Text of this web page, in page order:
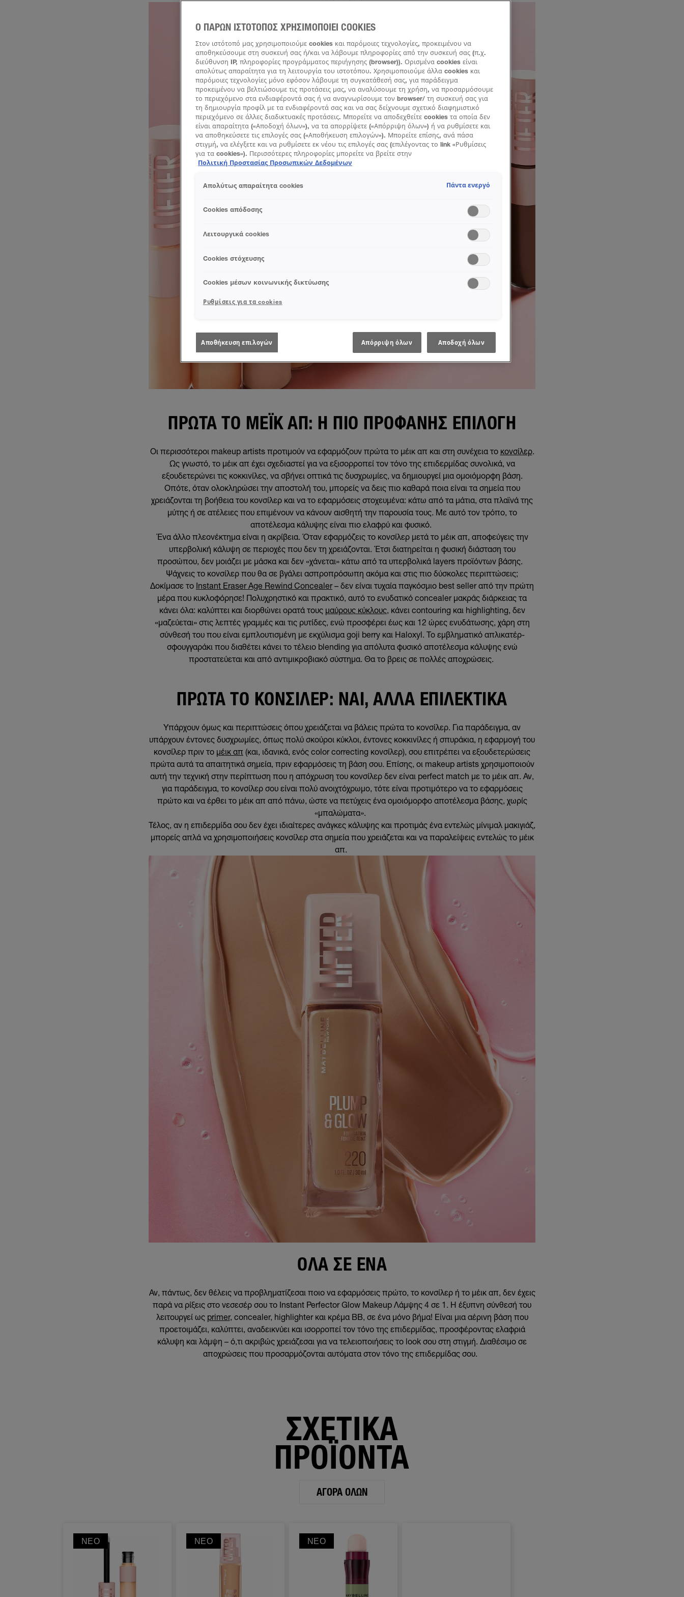
ΠΡΏΤΑ ΤΟ ΜΈΙΚ ΑΠ: Η ΠΙΟ ΠΡΟΦΑΝΉΣ ΕΠΙΛΟΓΉ
Οι περισσότεροι makeup artists προτιμούν να εφαρμόζουν πρώτα το μέικ απ και στη συνέχεια το κονσίλερ.
Ως γνωστό, το μέικ απ έχει σχεδιαστεί για να εξισορροπεί τον τόνο της επιδερμίδας συνολικά, να
εξουδετερώνει τις κοκκινίλες, να σβήνει οπτικά τις δυσχρωμίες, να δημιουργεί μια ομοιόμορφη βάση.
Οπότε, όταν ολοκληρώσει την αποστολή του, μπορείς να δεις πιο καθαρά ποια είναι τα σημεία που
χρειάζονται τη βοήθεια του κονσίλερ και να το εφαρμόσεις στοχευμένα: κάτω από τα μάτια, στα πλαϊνά της
μύτης ή σε ατέλειες που επιμένουν να κάνουν αισθητή την παρουσία τους. Με αυτό τον τρόπο, το
αποτέλεσμα κάλυψης είναι πιο ελαφρύ και φυσικό.
Ένα άλλο πλεονέκτημα είναι η ακρίβεια. Όταν εφαρμόζεις το κονσίλερ μετά το μέικ απ, αποφεύγεις την
υπερβολική κάλυψη σε περιοχές που δεν τη χρειάζονται. Έτσι διατηρείται η φυσική διάσταση του
προσώπου, δεν μοιάζει με μάσκα και δεν «χάνεται» κάτω από τα υπερβολικά layers προϊόντων βάσης.
Ψάχνεις το κονσίλερ που θα σε βγάλει ασπροπρόσωπη ακόμα και στις πιο δύσκολες περιπτώσεις;
Δοκίμασε το Instant Eraser Age Rewind Concealer– δεν είναι τυχαία παγκόσμιο best seller από την πρώτη
μέρα που κυκλοφόρησε! Πολυχρηστικό και πρακτικό, αυτό το ενυδατικό concealer μακράς διάρκειας τα
κάνει όλα: καλύπτει και διορθώνει ορατά τους μαύρους κύκλους, κάνει contouring και highlighting, δεν
«μαζεύεται» στις λεπτές γραμμές και τις ρυτίδες, ενώ προσφέρει έως και 12 ώρες ενυδάτωσης, χάρη στη
σύνθεσή του που είναι εμπλουτισμένη με εκχύλισμα goji berry και Haloxyl. Το εμβληματικό απλικατέρ-
σφουγγαράκι που διαθέτει κάνει το τέλειο blending για απόλυτα φυσικό αποτέλεσμα κάλυψης ενώ
προστατεύεται και από αντιμικροβιακό σύστημα. Θα το βρεις σε πολλές αποχρώσεις.
ΠΡΏΤΑ ΤΟ ΚΟΝΣΊΛΕΡ: ΝΑΙ, ΑΛΛΆ ΕΠΙΛΕΚΤΙΚΆ
Υπάρχουν όμως και περιπτώσεις όπου χρειάζεται να βάλεις πρώτα το κονσίλερ. Για παράδειγμα, αν
υπάρχουν έντονες δυσχρωμίες, όπως πολύ σκούροι κύκλοι, έντονες κοκκινίλες ή σπυράκια, η εφαρμογή του
κονσίλερ πριν το μέικ απ (και, ιδανικά, ενός color correcting κονσίλερ), σου επιτρέπει να εξουδετερώσεις
πρώτα αυτά τα απαιτητικά σημεία, πριν εφαρμόσεις τη βάση σου. Επίσης, οι makeup artists χρησιμοποιούν
αυτή την τεχνική στην περίπτωση που η απόχρωση του κονσίλερ δεν είναι perfect match με το μέικ απ. Αν,
για παράδειγμα, το κονσίλερ σου είναι πολύ ανοιχτόχρωμο, τότε είναι προτιμότερο να το εφαρμόσεις
πρώτο και να έρθει το μέικ απ από πάνω, ώστε να πετύχεις ένα ομοιόμορφο αποτέλεσμα βάσης, χωρίς
«μπαλώματα».
Τέλος, αν η επιδερμίδα σου δεν έχει ιδιαίτερες ανάγκες κάλυψης και προτιμάς ένα εντελώς μίνιμαλ μακιγιάζ,
μπορείς απλά να χρησιμοποιήσεις κονσίλερ στα σημεία που χρειάζεται και να παραλείψεις εντελώς το μέικ
απ.
ΌΛΑ ΣΕ ΈΝΑ
Αν, πάντως, δεν θέλεις να προβληματίζεσαι ποιο να εφαρμόσεις πρώτο, το κονσίλερ ή το μέικ απ, δεν έχεις
παρά να ρίξεις στο νεσεσέρ σου το Instant Perfector Glow Makeup Λάμψης 4 σε 1. Η έξυπνη σύνθεσή του
λειτουργεί ως primer, concealer, highlighter και κρέμα ΒΒ, σε ένα μόνο βήμα! Είναι μια αέρινη βάση που
προετοιμάζει, καλύπτει, αναδεικνύει και ισορροπεί τον τόνο της επιδερμίδας, προσφέροντας ελαφριά
κάλυψη και λάμψη – ό,τι ακριβώς χρειάζεσαι για να τελειοποιήσεις το look σου στη στιγμή. Διαθέσιμο σε
αποχρώσεις που προσαρμόζονται αυτόματα στον τόνο της επιδερμίδας σου.
ΣΧΕΤΙΚΑ
ΠΡΟΪΟΝΤΑ
ΑΓΟΡΆ ΌΛΩΝ
ΝΈΟ ΝΈΟ ΝΈΟ
Ο ΠΑΡΩΝ ΙΣΤΟΤΟΠΟΣ ΧΡΗΣΙΜΟΠΟΙΕΙ COOKIES
Στον ιστότοπό μας χρησιμοποιούμε cookies και παρόμοιες τεχνολογίες, προκειμένου να
αποθηκεύσουμε στη συσκευή σας ή/και να λάβουμε πληροφορίες από την συσκευή σας (π.χ.
διεύθυνση IP, πληροφορίες προγράμματος περιήγησης (browser)). Ορισμένα cookies είναι
απολύτως απαραίτητα για τη λειτουργία του ιστοτόπου. Χρησιμοποιούμε άλλα cookies και
παρόμοιες τεχνολογίες μόνο εφόσον λάβουμε τη συγκατάθεσή σας, για παράδειγμα
προκειμένου να βελτιώσουμε τις προτάσεις μας, να αναλύσουμε τη χρήση, να προσαρμόσουμε
το περιεχόμενο στα ενδιαφέροντά σας ή να αναγνωρίσουμε τον browser/ τη συσκευή σας για
τη δημιουργία προφίλ με τα ενδιαφέροντά σας και να σας δείχνουμε σχετικό διαφημιστικό
περιεχόμενο σε άλλες διαδικτυακές προτάσεις. Μπορείτε να αποδεχθείτε cookies τα οποία δεν
είναι απαραίτητα («Αποδοχή όλων»), να τα απορρίψετε («Απόρριψη όλων») ή να ρυθμίσετε και
να αποθηκεύσετε τις επιλογές σας («Αποθήκευση επιλογών»). Μπορείτε επίσης, ανά πάσα
στιγμή, να ελέγξετε και να ρυθμίσετε εκ νέου τις επιλογές σας (επιλέγοντας το link «Ρυθμίσεις
για τα cookies»). Περισσότερες πληροφορίες μπορείτε να βρείτε στην
Πολιτική Προστασίας Προσωπικών Δεδομένων
Απολύτως απαραίτητα cookies Πάντα ενεργό
Cookies απόδοσης
Λειτουργικά cookies
Cookies στόχευσης
Cookies μέσων κοινωνικής δικτύωσης
Ρυθμίσεις για τα cookies
Αποθήκευση επιλογών Απόρριψη όλων Αποδοχή όλων